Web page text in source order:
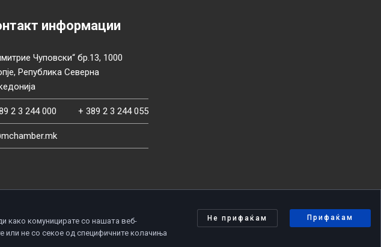
информации
Чуповски“ бр.13, 1000
Република Северна
2 3 244 000 + 389 2 3 244 055
Политика за приватност
како комуницирате со нашата веб-
или не со секое од специфичните колачиња
Не прифаќам Прифаќам